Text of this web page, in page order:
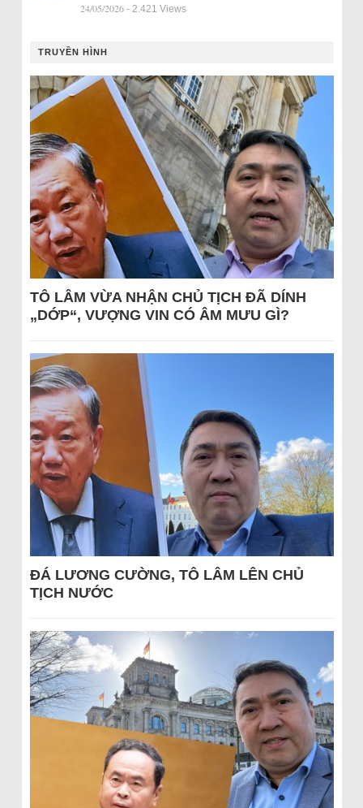
24/05/2026 - 2.421 Views
TRUYỀN HÌNH
TÔ LÂM VỪA NHẬN CHỦ TỊCH ĐÃ DÍNH
„DỚP“, VƯỢNG VIN CÓ ÂM MƯU GÌ?
ĐÁ LƯƠNG CƯỜNG, TÔ LÂM LÊN CHỦ
TỊCH NƯỚC